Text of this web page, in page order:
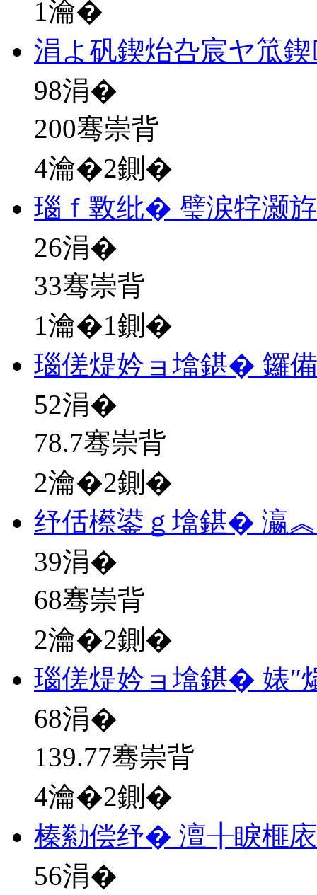
1瀹�
涓よ矾鍥炲叴宸ヤ笟
98涓�
200骞崇背
4瀹�2鍘�
瑙ｆ斁纰� 璧涙牸灏
26涓�
33骞崇背
1瀹�1鍘�
瑙傞煶妗ョ墖鍖� 鑼
52涓�
78.7骞崇背
2瀹�2鍘�
纾佸櫒鍙ｇ墖鍖� 瀛
39涓�
68骞崇背
2瀹�2鍘�
瑙傞煶妗ョ墖鍖� 婊″
68涓�
139.77骞崇背
4瀹�2鍘�
榛勬偿纾� 澶╂睙榧
56涓�